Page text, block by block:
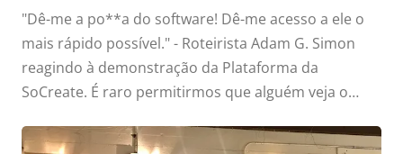
"Dê-me a po**a do software! Dê-me acesso a ele o
mais rápido possível." - Roteirista Adam G. Simon
reagindo à demonstração da Plataforma da
SoCreate. É raro permitirmos que alguém veja o
Roteiros da SoCreate. Nós a protegemos